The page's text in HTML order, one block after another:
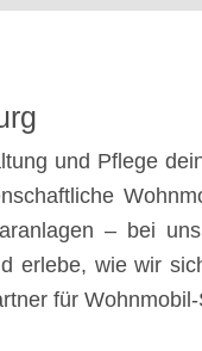
und Pflege
– bei
erlebe, wie wir
für